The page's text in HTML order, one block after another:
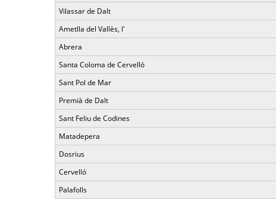
Vilassar de Dalt
Ametlla del Vallès, l'
Abrera
Santa Coloma de Cervelló
Sant Pol de Mar
Premià de Dalt
Sant Feliu de Codines
Matadepera
Dosrius
Cervelló
Palafolls